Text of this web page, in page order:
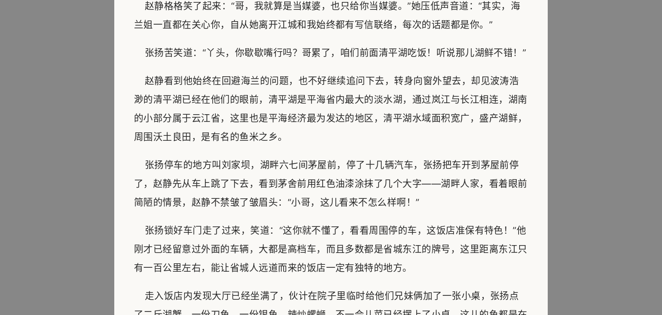
赵静格格笑了起来：“哥，我就算是当媒婆，也只给你当媒婆。”她压低声音道：“其实，海
兰姐一直都在关心你，自从她离开江城和我始终都有写信联络，每次的话题都是你。”
张扬苦笑道：“丫头，你歇歇嘴行吗？哥累了，咱们前面清平湖吃饭！听说那儿湖鲜不错！”
赵静看到他始终在回避海兰的问题，也不好继续追问下去，转身向窗外望去，却见波涛浩
渺的清平湖已经在他们的眼前，清平湖是平海省内最大的淡水湖，通过岚江与长江相连，湖南
的小部分属于云江省，这里也是平海经济最为发达的地区，清平湖水域面积宽广，盛产湖鲜，
周围沃土良田，是有名的鱼米之乡。
张扬停车的地方叫刘家坝，湖畔六七间茅屋前，停了十几辆汽车，张扬把车开到茅屋前停
了，赵静先从车上跳了下去，看到茅舍前用红色油漆涂抹了几个大字——湖畔人家，看着眼前
简陋的情景，赵静不禁皱了皱眉头：“小哥，这儿看来不怎么样啊！”
张扬锁好车门走了过来，笑道：“这你就不懂了，看看周围停的车，这饭店准保有特色！”他
刚才已经留意过外面的车辆，大都是高档车，而且多数都是省城东江的牌号，这里距离东江只
有一百公里左右，能让省城人远道而来的饭店一定有独特的地方。
走入饭店内发现大厅已经坐满了，伙计在院子里临时给他们兄妹俩加了一张小桌，张扬点